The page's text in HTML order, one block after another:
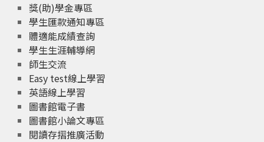
獎(助)學金專區
學生匯款通知專區
體適能成績查詢
學生生涯輔導網
師生交流
Easy test線上學習
英語線上學習
圖書館電子書
圖書館小論文專區
閱讀存摺推廣活動